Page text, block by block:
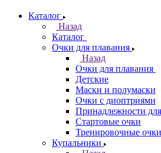
Каталог
Назад
Каталог
Очки для плавания
Назад
Очки для плавания
Детские
Маски и полумаски
Очки с диоптриями
Принадлежности
Стартовые очки
Тренировочные очки
Купальники